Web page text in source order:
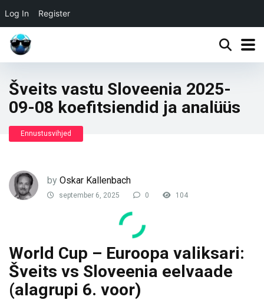
Log In Register
Šveits vastu Sloveenia 2025-
09-08 koefitsiendid ja analüüs
Ennustusvihjed
by Oskar Kallenbach
september 6, 2025 0 104
World Cup – Euroopa valiksari:
Šveits vs Sloveenia eelvaade
(alagrupi 6. voor)